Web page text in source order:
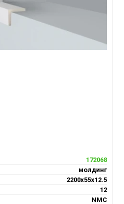
172068
молдинг
2200х55х12.5
12
NMC